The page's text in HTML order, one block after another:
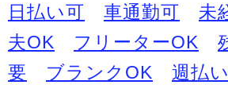
日払い可 車通勤可
未
夫OK
フリーターOK
要
ブランクOK 週払